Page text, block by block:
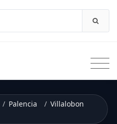
Palencia
Villalobon